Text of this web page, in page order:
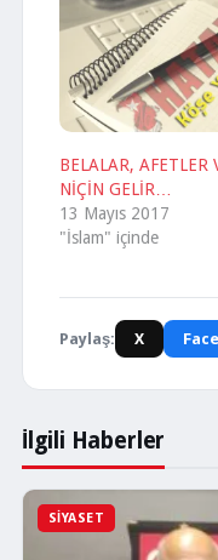
BELALAR, AFETLER
NİÇİN GELİR…
13 Mayıs 2017
"İslam" içinde
Paylaş: X
İlgili Haberler
SIYASET